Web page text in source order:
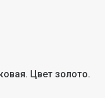
Цвет золото.